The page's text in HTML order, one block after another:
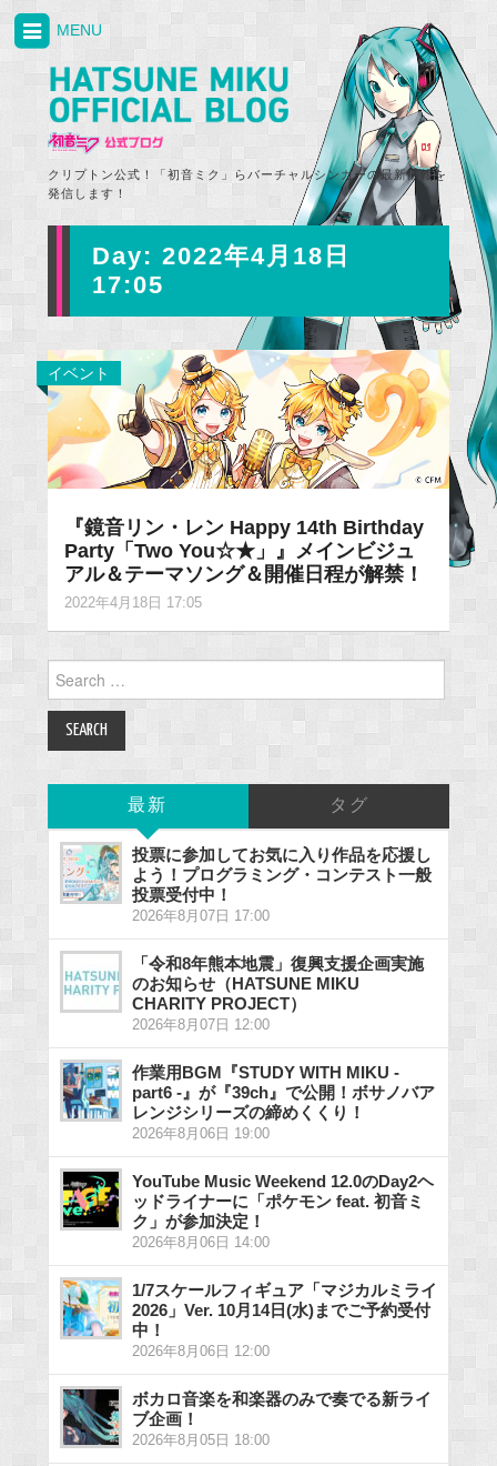
クリプトン公式！「初音ミク」らバーチャルシンガーの最新情報を
発信します！
MENU
Day: 2022年4月18日
17:05
イベント
『鏡音リン・レン Happy 14th Birthday
Party「Two You☆★」』メインビジュ
アル＆テーマソング＆開催日程が解禁！
2022年4月18日 17:05
for:
最新 タグ
投票に参加してお気に入り作品を応援し
よう！プログラミング・コンテスト一般
投票受付中！
2026年8月07日 17:00
「令和8年熊本地震」復興支援企画実施
のお知らせ（HATSUNE MIKU
CHARITY PROJECT）
2026年8月07日 12:00
作業用BGM『STUDY WITH MIKU -
part6 -』が『39ch』で公開！ボサノバア
レンジシリーズの締めくくり！
2026年8月06日 19:00
YouTube Music Weekend 12.0のDay2ヘ
ッドライナーに「ポケモン feat. 初音ミ
ク」が参加決定！
2026年8月06日 14:00
1/7スケールフィギュア「マジカルミライ
2026」Ver. 10月14日(水)までご予約受付
中！
2026年8月06日 12:00
ボカロ音楽を和楽器のみで奏でる新ライ
ブ企画！
2026年8月05日 18:00